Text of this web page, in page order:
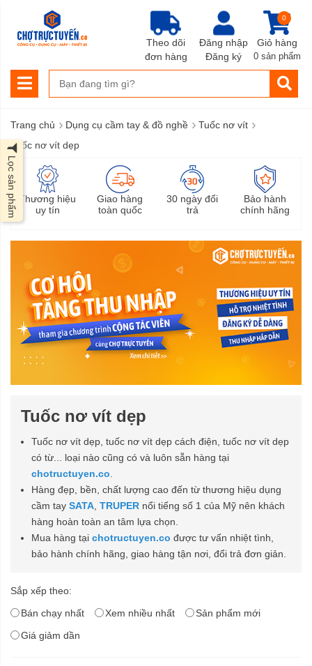
Đăng nhập
Đăng ký
Giỏ hàng
0
0 sản phẩm
Theo dõi
đơn hàng
Trang chủ › Dụng cụ cầm tay & đồ nghề › Tuốc nơ vít ›
Tuốc nơ vít dẹp
Thương hiệu
uy tín
Giao hàng
toàn quốc
30 ngày đổi
trả
Bảo hành
chính hãng
Tuốc nơ vít dẹp
Tuốc nơ vít dẹp, tuốc nơ vít dẹp cách điện, tuốc nơ vít dẹp
có từ... loại nào cũng có và luôn sẵn hàng tại
chotructuyen.co
Hàng đẹp, bền, chất lượng cao đến từ thương hiệu dụng
cầm tay SATA TRUPER nổi tiếng số 1 của Mỹ nên khách
hàng hoàn toàn an tâm lựa chọn.
Mua hàng tại chotructuyen.co được tư vấn nhiệt tình,
bảo hành chính hãng, giao hàng tận nơi, đổi trả đơn giản.
Sắp xếp theo:
Bán chạy nhất
Xem nhiều nhất
Sản phẩm mới
Giá giảm dần
Lọc sản phẩm